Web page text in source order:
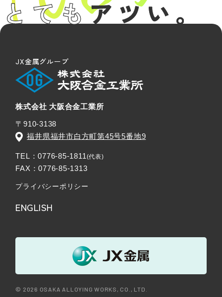
JX金属グループ
株式会社 大阪合金工業所
〒910-3138
福井県福井市白方町第45号5番地9
TEL：0776-85-1811
FAX：0776-85-1313
プライバシーポリシー
ENGLISH
© 2026 OSAKA ALLOYING WORKS, CO., LTD.